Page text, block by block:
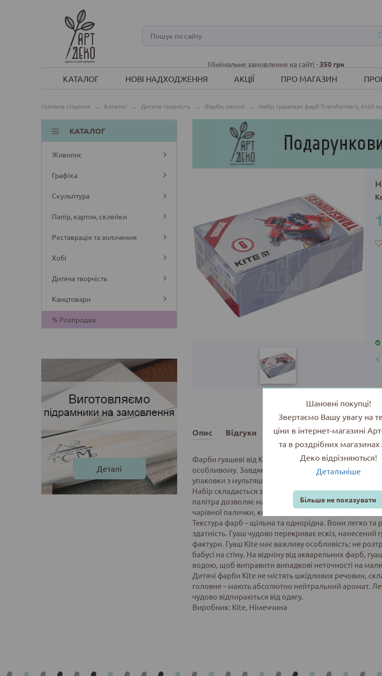
Мінімальне замовлення на сайті -350 грн
КАТАЛОГ НОВІ НАДХОДЖЕННЯ АКЦІЇ ПРО МАГАЗИН
Головна сторінка → Каталог → Дитяча творчість → Фарби, пензлі → Набір гуашевих фарб Transformers, 6х20
КАТАЛОГ
Живопис
Графіка
Скульптура
Папір, картон, склейки
Реставрація та золочення
Хобі
Дитяча творчість
Канцтовари
% Розпродаж
Деталі
Опис Відгуки
Фарби гуашеві від Kite – це приголомшливий
особливому. Завдяки високоякісним
упаковки з мультяшними дизайнами порадують як
Набір складається з 6 насичених кольорів, які
палітра дозволяє максимально точно зобразити
чарівної палички, коли перед очима така феєрія
Текстура фарб – щільна та однорідна. Вони легко
здатність. Гуаш чудово перекриває ескіз,
фактури. Гуаш Kite має важливу особливість: не
бабусі на стіну. На відміну від акварельних фарб,
водою, щоб виправити випадкові неточності на
Дитячі фарби Kite не містять шкідливих речовин,
головне – мають абсолютно нейтральний аромат.
чудово відпираються від одягу.
Виробник: Kite, Німеччина
Шановні покупці!
Звертаємо Вашу увагу на
ціни в інтернет-магазині
та в роздрібних магазинах
Деко відрізняються!
Детальніше
Більше не показувати